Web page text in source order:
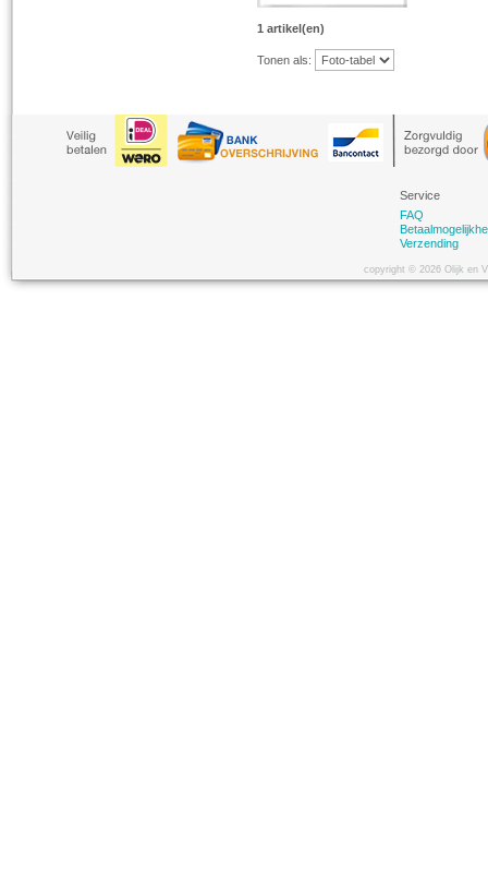
1 artikel(en)
Tonen als:
Service
FAQ
Verzending
copyright © 2026 Olijk en